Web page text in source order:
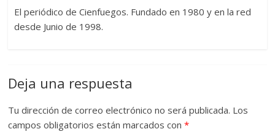
El periódico de Cienfuegos. Fundado en 1980 y en la red
desde Junio de 1998.
Deja una respuesta
Tu dirección de correo electrónico no será publicada. Los
campos obligatorios están marcados con*